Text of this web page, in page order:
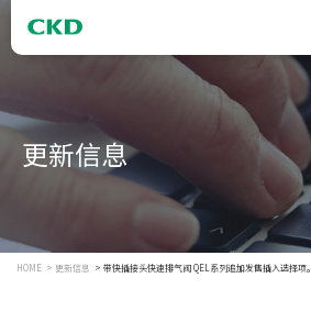
更新信息
HOME 更新信息 带快插接头快速排气阀 QEL系列追加发售插入选择项。